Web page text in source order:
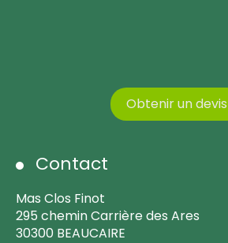
Obtenir un devis
Contact
Mas Clos Finot
295 chemin Carrière des Ares
30300 BEAUCAIRE